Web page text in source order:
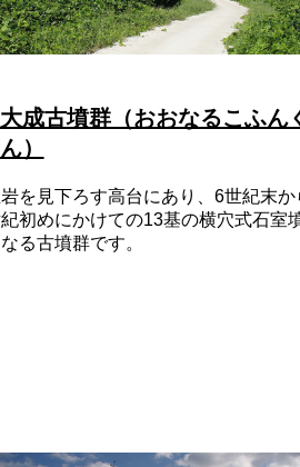
大成古墳群（おおなるこふん
ん）
を見下ろす高台にあり、6世紀末か
初めにかけての13基の横穴式石室
る古墳群です。